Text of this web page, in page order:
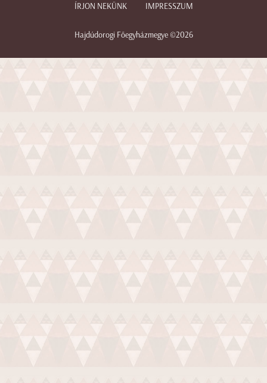
ÍRJON NEKÜNK IMPRESSZUM
Hajdúdorogi Főegyházmegye ©2026